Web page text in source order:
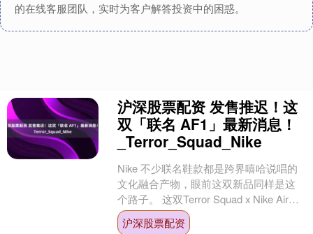
的在线客服团队，实时为客户解答投资中的困惑。
沪深股票配资 发售推迟！这
双「联名 AF1」最新消息！
_Terror_Squad_Nike
Nike 不少联名鞋款都是跨界嘻哈说唱的
文化融合产物，眼前这双新品同样是这
个路子。 这双Terror Squad x Nike Air
Force 1 Low是....
沪深股票配资